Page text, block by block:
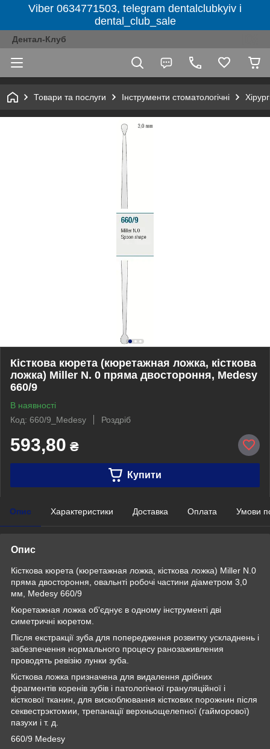
Viber 0634771503, telegram dentalclubkyiv і
dental_club_sale
Дентал-Клуб
Товари та послуги Інструменти стоматологічні
Кісткова кюрета (кюретажная ложка, кісткова
ложка) Miller N. 0 пряма двостороння, Medesy
660/9
В наявності
Код: 660/9_Medesy
Роздріб
593,80 ₴
Купити
Опис Характеристики Доставка Оплата Умови
Опис
Кісткова кюрета (кюретажная ложка, кісткова ложка) Miller N .0
пряма двостороння, овальнті робочі частини діаметром 3,0
мм, Medesy 660/9
Кюретажная ложка об'єднує в одному інструменті дві
симетричні кюретом.
Після екстракції зуба для попередження розвитку ускладнень і
забезпечення нормального процесу ранозаживления
проводять ревізію лунки зуба.
Кісткова ложка призначена для видалення дрібних
фрагментів коренів зубів і патологічної грануляційної і
кісткової тканин, для вискоблювання кісткових порожнин після
секвестрэктомии, трепанації верхньощелепної (гайморової)
пазухи і т. д.
660/9 Medesy